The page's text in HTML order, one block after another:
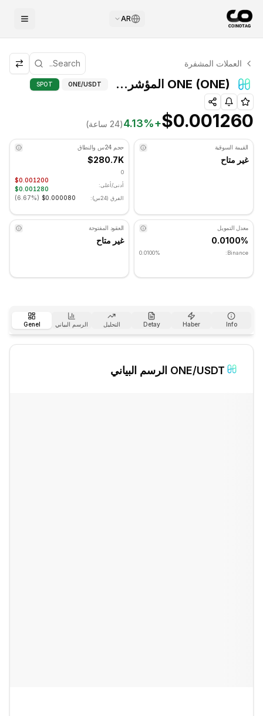
AR
التحليل الفني لـ ONE
العملات المشفرة
ONE (ONE) المؤشرات المتقدمة ONE (ONE) المؤشرات المتقدمة - COINOTAG ONE/USDT
SPOT
$0.001260
+
4.13% (24 ساعة)
القيمة السوقية
غير متاح
حجم 24س والنطاق
$280.7K
0
أدنى/أعلى:
$0.001200
$0.001280
الفرق (24س): $0.000080
(
6.67%
)
معدل التمويل
0.0100%
Binance:
0.0100%
العقود المفتوحة
غير متاح
Genel الرسم البياني التحليل Detay Haber Info
ONE/USDT الرسم البياني